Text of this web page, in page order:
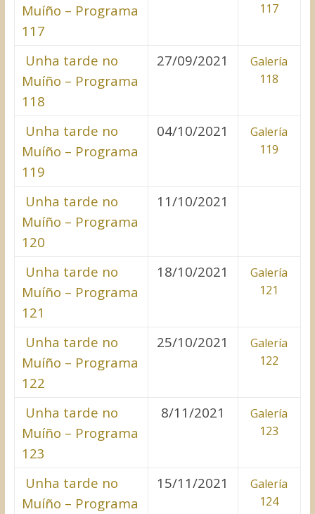
Muíño – Programa
117
117
Unha tarde no
Muíño – Programa
118
27/09/2021
Galería
118
Unha tarde no
Muíño – Programa
119
04/10/2021
Galería
119
Unha tarde no
Muíño – Programa
120
11/10/2021
Unha tarde no
Muíño – Programa
121
18/10/2021
Galería
121
Unha tarde no
Muíño – Programa
122
25/10/2021
Galería
122
Unha tarde no
Muíño – Programa
123
8/11/2021
Galería
123
Unha tarde no
Muíño – Programa
15/11/2021
Galería
124